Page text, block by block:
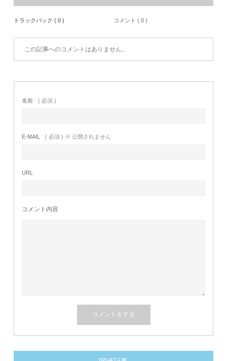
トラックバック ( 0 ) コメント ( 0 )
この記事へのコメントはありません。
名前 ( 必須 )
E-MAIL ( 必須 ) ※ 公開されません
URL
コメント内容